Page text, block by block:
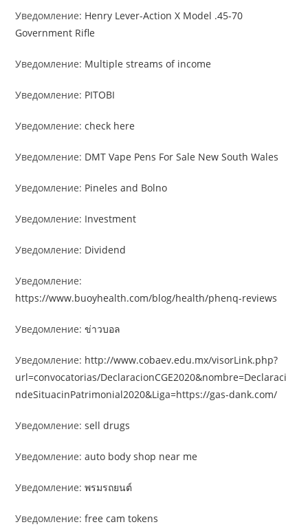
Уведомление: Henry Lever-Action X Model .45-70
Government Rifle
Уведомление: Multiple streams of income
Уведомление: PITOBI
Уведомление:check here
Уведомление: DMT Vape Pens For Sale New South Wales
Уведомление: Pineles and Bolno
Уведомление: Investment
Уведомление: Dividend
Уведомление:
https://www.buoyhealth.com/blog/health/phenq-reviews
Уведомление:ข่าวบอล
Уведомление: http://www.cobaev.edu.mx/visorLink.php?
url=convocatorias/DeclaracionCGE2020&nombre=Declaraci
ndeSituacinPatrimonial2020&Liga=https://gas-dank.com/
Уведомление:sell drugs
Уведомление:auto body shop near me
Уведомление:พรมรถยนต์
Уведомление:free cam tokens